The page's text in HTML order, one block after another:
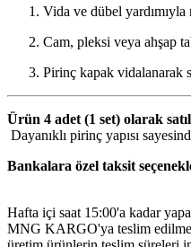
Vida ve dübel
Cam, pleksi veya ahşap
Pirinç kapak vidalanarak
Ürün 4 adet (1 set) olarak
Dayanıklı pirinç yapısı
Bankalara özel taksit
Hafta içi saat 15:00'a kadar
MNG KARGO'ya teslim